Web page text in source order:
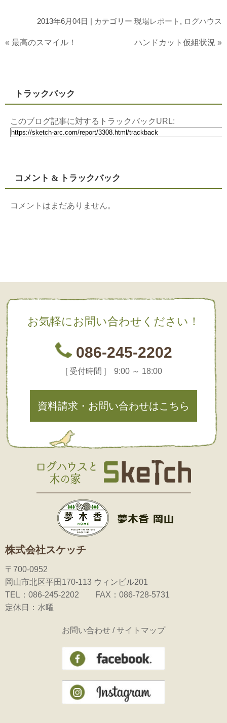
2013年6月04日 | カテゴリー 現場レポート , ログハウス
« 最高のスマイル！ ハンドカット仮組状況 »
トラックバック
このブログ記事に対するトラックバックURL:
コメント & トラックバック
コメントはまだありません。
お気軽にお問い合わせください！
086-245-2202
[ 受付時間 ] 9:00 ～ 18:00
資料請求・お問い合わせはこちら
株式会社スケッチ
〒700-0952
岡山市北区平田170-113 ウィンビル201
TEL：086-245-2202 FAX：086-728-5731
定休日：水曜
お問い合わせ /サイトマップ